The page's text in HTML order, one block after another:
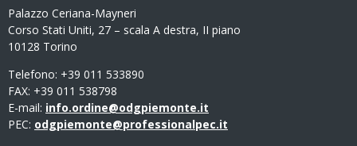
Palazzo Ceriana-Mayneri
Corso Stati Uniti, 27 – scala A destra, II piano
10128 Torino
Telefono: +39 011 533890
FAX: +39 011 538798
E-mail: info.ordine@odgpiemonte.it
PEC: odgpiemonte@professionalpec.it